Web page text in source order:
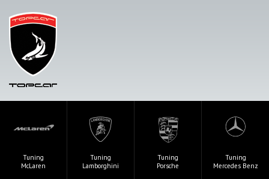
Tuning
McLaren
Tuning
Lamborghini
Tuning
Porsche
Tuning
Mercedes Benz